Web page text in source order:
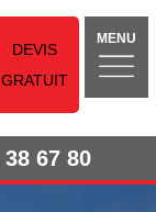
DEVIS
GRATUIT
MENU
38 67 80